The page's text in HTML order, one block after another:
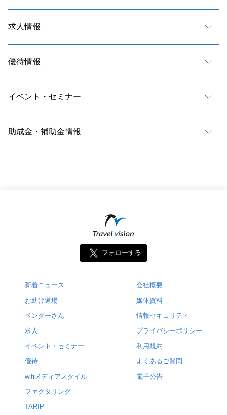
求人情報
優待情報
イベント・セミナー
助成金・補助金情報
フォローする
新着ニュース
お助け道場
ベンダーさん
求人
イベント・セミナー
優待
wifiメディアスタイル
ファクタリング
TARIP
会社概要
媒体資料
情報セキュリティ
プライバシーポリシー
利用規約
よくあるご質問
電子公告